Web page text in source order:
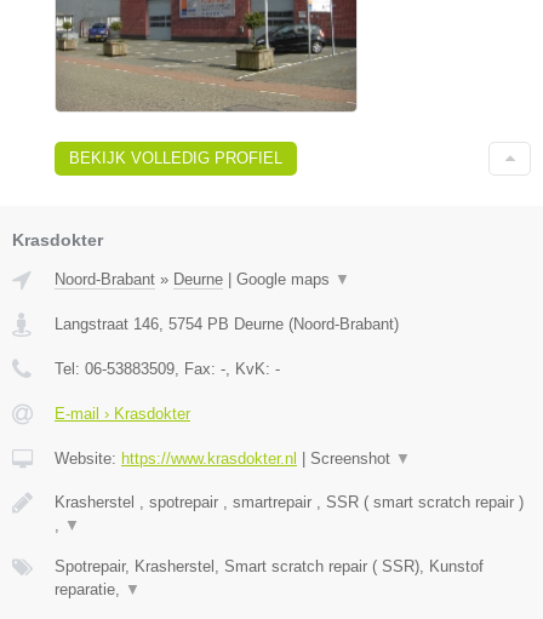
BEKIJK VOLLEDIG PROFIEL
Krasdokter
Noord-Brabant » Deurne | Google maps ▼
Langstraat 146 5754 PB Deurne (Noord-Brabant)
Tel: 06-53883509 , Fax: - , KvK: -
E-mail › Krasdokter
Website: https://www.krasdokter.nl | Screenshot ▼
Krasherstel , spotrepair , smartrepair , SSR ( smart scratch repair )
▼
Spotrepair, Krasherstel, Smart scratch repair ( SSR), Kunstof
reparatie,
▼